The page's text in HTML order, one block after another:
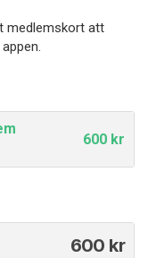
medlemskort att
600 kr
600 kr